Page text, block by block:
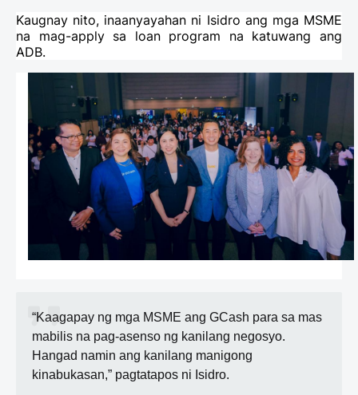
Kaugnay nito, inaanyayahan ni Isidro ang mga MSME
na mag-apply sa loan program na katuwang ang
ADB.
“Kaagapay ng mga MSME ang GCash para sa mas
mabilis na pag-asenso ng kanilang negosyo.
Hangad namin ang kanilang manigong
kinabukasan,” pagtatapos ni Isidro.